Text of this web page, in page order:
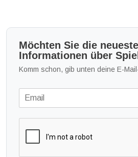
Möchten Sie die
Informationen über
Komm schon, gib unten deine E-